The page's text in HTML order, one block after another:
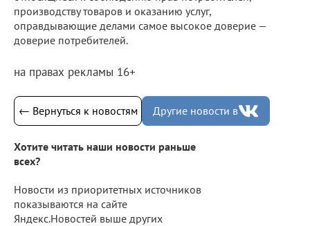
производству товаров и оказанию услуг,
оправдывающие делами самое высокое доверие —
доверие потребителей.
на правах рекламы 16+
← Вернуться к новостям Другие новости в
Хотите читать наши новости раньше
всех?
Новости из приоритетных источников
показываются на сайте
Яндекс.Новостей выше других